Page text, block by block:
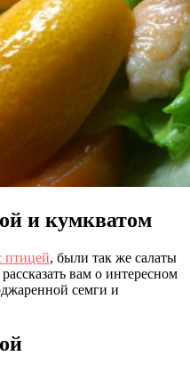
и кумкватом
птицей, были так же салаты
вам о интересном
семги и